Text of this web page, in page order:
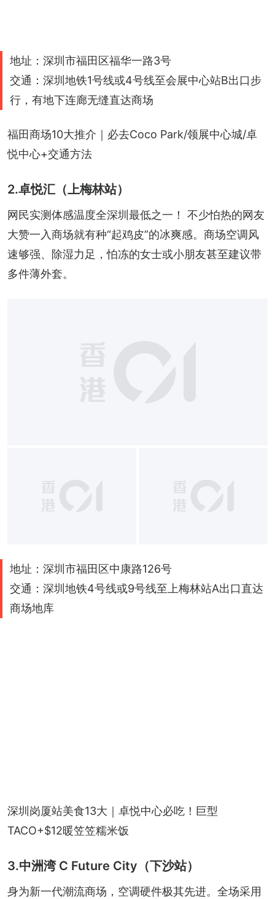
地址：深圳市福田区福华一路3号
交通：深圳地铁1号线或4号线至会展中心站B出口步
行，有地下连廊无缝直达商场
福田商场10大推介｜必去Coco Park/领展中心城/卓
悦中心+交通方法
2.卓悦汇（上梅林站）
网民实测体感温度全深圳最低之一！ 不少怕热的网友
大赞一入商场就有种“起鸡皮”的冰爽感。商场空调风
速够强、除湿力足，怕冻的女士或小朋友甚至建议带
多件薄外套。
地址：深圳市福田区中康路126号
交通：深圳地铁4号线或9号线至上梅林站A出口直达
商场地库
深圳岗厦站美食13大｜卓悦中心必吃！巨型
TACO+$12暖笠笠糯米饭
3.中洲湾 C Future City（下沙站）
身为新一代潮流商场，空调硬件极其先进。全场采用